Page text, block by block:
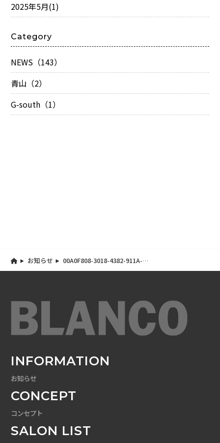
2025年5月(1)
Category
NEWS（143）
青山（2）
G-south（1）
お知らせ
00A0F808-3018-4382-911A-
6FE90B5FB1F7
INFORMATION
お知らせ
CONCEPT
コンセプト
SALON LIST